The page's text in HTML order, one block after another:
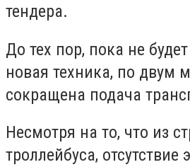
тендера.
До тех пор, пока не
новая техника, по двум
сокращена подача
Несмотря на то, что из
троллейбуса, отсутствие